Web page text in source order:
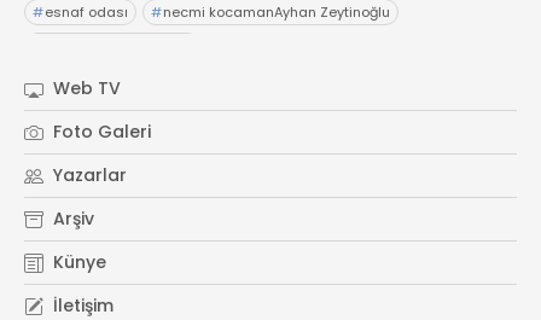
#esnaf odası #necmi kocamanAyhan Zeytinoğlu
Web TV
Foto Galeri
Yazarlar
Arşiv
Künye
İletişim